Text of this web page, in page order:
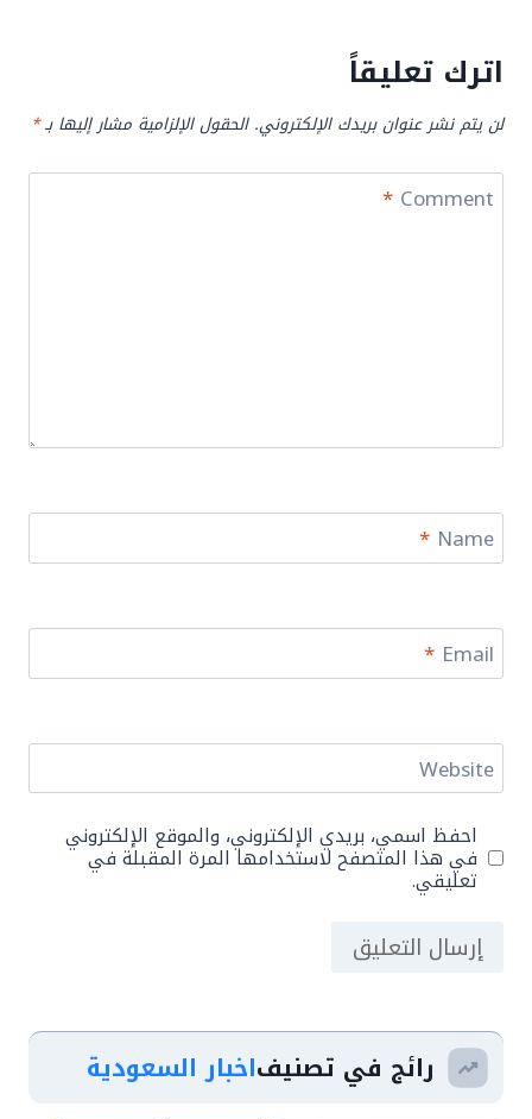
اترك تعليقاً
لن يتم نشر عنوان بريدك الإلكتروني. الحقول الإلزامية مشار إليها بـ*
Comment
*
Name
*
Email
*
Website
احفظ اسمي، بريدي الإلكتروني، والموقع الإلكتروني
في هذا المتصفح لاستخدامها المرة المقبلة في
تعليقي.
رائج في تصنيفاخبار السعودية